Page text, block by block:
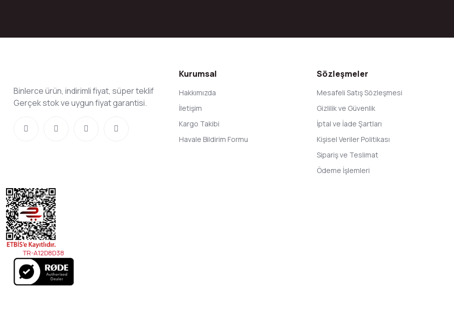
Binlerce ürün, indirimli fiyat, süper teklif
Gerçek stok ve uygun fiyat garantisi.
Kurumsal
Hakkımızda
İletişim
Kargo Takibi
Havale Bildirim Formu
Sözleşmeler
Mesafeli Satış Sözleşmesi
Gizlilik ve Güvenlik
İptal ve İade Şartları
Kişisel Veriler Politikası
Sipariş ve Teslimat
Ödeme İşlemleri
TR-A12D8D38